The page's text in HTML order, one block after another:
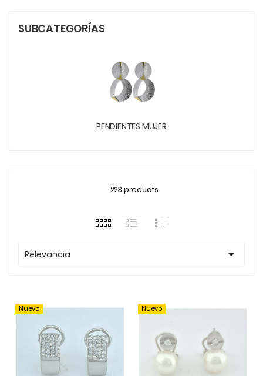
SUBCATEGORÍAS
PENDIENTES MUJER
223 products
Relevancia 
Nuevo Nuevo